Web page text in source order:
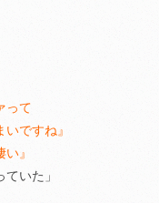
って
ですね』
』
いた」